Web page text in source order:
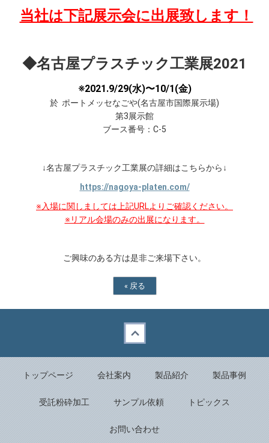
当社は下記展示会に出展致します！
◆名古屋プラスチック工業展2021
※2021.9/29(水)〜10/1(金)
於 ポートメッセなごや(名古屋市国際展示場)
第3展示館
ブース番号：C-5
↓名古屋プラスチック工業展の詳細はこちらから↓
https://nagoya-platen.com/
※入場に関しましては上記URLよりご確認ください。
※リアル会場のみの出展になります。
ご興味のある方は是非ご来場下さい。
« 戻る
トップページ 会社案内 製品紹介 製品事例
受託粉砕加工 サンプル依頼 トピックス
お問い合わせ
Back to top